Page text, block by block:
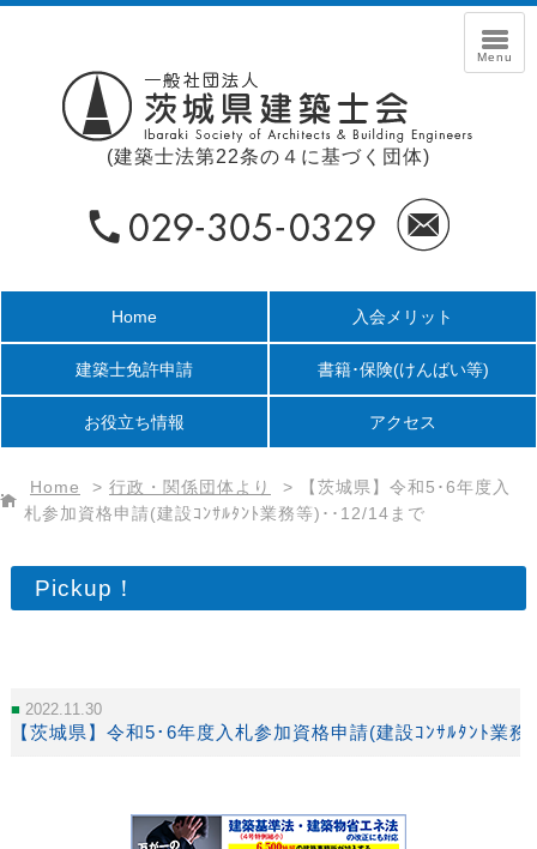
(建築士法第22条の４に基づく団体)
Home 入会メリット
建築士免許申請 書籍･保険(けんばい等)
お役立ち情報 アクセス
Home > 行政・関係団体より >
【茨城県】令和5･6年度入
札参加資格申請(建設ｺﾝｻﾙﾀﾝﾄ業務等)･･12/14まで
Pickup！
2022.11.30
【茨城県】令和5･6年度入札参加資格申請(建設ｺﾝｻﾙﾀﾝﾄ業